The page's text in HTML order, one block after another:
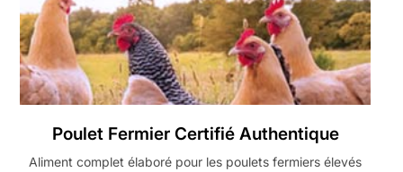
Poulet Fermier Certifié Authentique
Aliment complet élaboré pour les poulets fermiers élevés